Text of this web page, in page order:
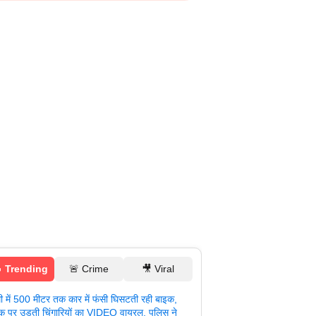
Trending 🚨 Crime 🎥 Viral
में 500 मीटर तक कार में फंसी घिसटती रही बाइक,
पर उड़ती चिंगारियों का VIDEO वायरल, पुलिस ने